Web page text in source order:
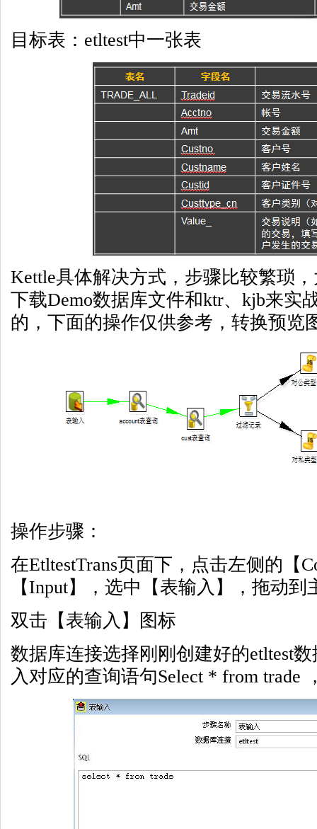
目标表：etltest中一张表
Kettle具体解决方式，步骤比较繁琐
下载Demo数据库文件和ktr、kjb来实
的，下面的操作仅供参考，转换预览
操作步骤：
在EtltestTrans页面下，点击左侧的【
【Input】，选中【表输入】，拖动
双击【表输入】图标
数据库连接选择刚刚创建好的etltest
入对应的查询语句Select * from trade